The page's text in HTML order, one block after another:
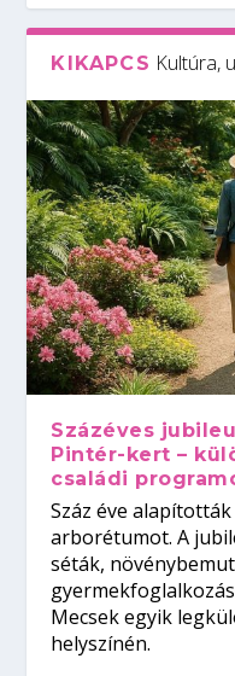
KIKAPCS Kultúra,
Százéves
Pintér-kert –
családi
Száz éve
arborétumot. A
séták,
Mecsek egyik
helyszínén.